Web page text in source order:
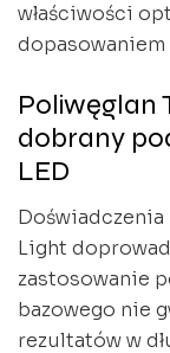
właściwości
Poliwęglan
dobrany
LED
Light
zastosowanie
bazowego nie
rezultatów w